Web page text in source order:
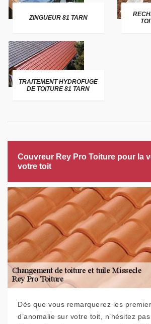
ZINGUEUR 81 TARN
TRAITEMENT HYDROFUGE
DE TOITURE 81 TARN
Couvreur Rey Pro Toiture pour la
votre toit
Dès que vous remarquerez les
d’anomalie sur votre toit, n’hésitez